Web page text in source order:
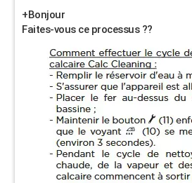
+Bonjour
Faites-vous ce processus ??